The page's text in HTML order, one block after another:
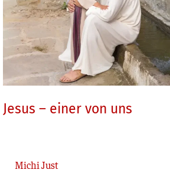
Jesus – einer von uns
Michi Just